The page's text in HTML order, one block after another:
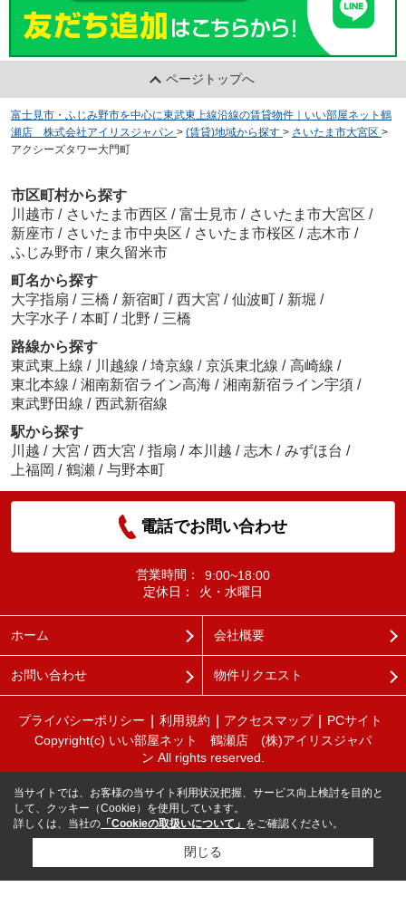
ページトップへ
富士見市・ふじみ野市を中心に東武東上線沿線の賃貸物件｜いい部屋ネット鶴
瀬店 株式会社アイリスジャパン > (賃貸)地域から探す > さいたま市大宮区 >
アクシーズタワー大門町
市区町村から探す
川越市 / さいたま市西区 / 富士見市 / さいたま市大宮区 /
新座市 / さいたま市中央区 / さいたま市桜区 / 志木市 /
ふじみ野市 / 東久留米市
町名から探す
大字指扇 / 三橋 / 新宿町 / 西大宮 / 仙波町 / 新堀 /
大字水子 / 本町 / 北野 / 三橋
路線から探す
東武東上線 / 川越線 / 埼京線 / 京浜東北線 / 高崎線 /
東北本線 / 湘南新宿ライン高海 / 湘南新宿ライン宇須 /
東武野田線 / 西武新宿線
駅から探す
川越 / 大宮 / 西大宮 / 指扇 / 本川越 / 志木 / みずほ台 /
上福岡 / 鶴瀬 / 与野本町
電話でお問い合わせ
営業時間：
9:00~18:00
定休日：
火・水曜日
ホーム 会社概要
お問い合わせ 物件リクエスト
プライバシーポリシー 利用規約 アクセスマップ
PCサイト
Copyright(c) いい部屋ネット 鶴瀬店 (株)アイリスジャパ
ン All rights reserved.
当サイトでは、お客様の当サイト利用状況把握、サービス向上検討を目的と
して、クッキー（Cookie）を使用しています。
詳しくは、当社の 「Cookieの取扱いについて」 をご確認ください。
閉じる